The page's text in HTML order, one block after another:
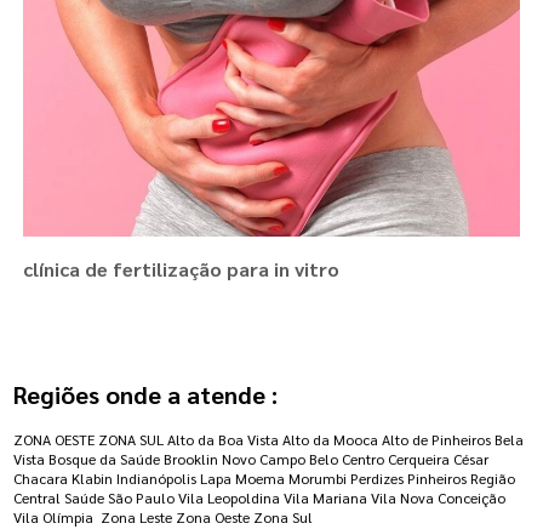
clínica de fertilização para in vitro
Regiões onde a atende :
ZONA OESTE ZONA SUL Alto da Boa Vista Alto da Mooca Alto de Pinheiros Bela
Vista Bosque da Saúde Brooklin Novo Campo Belo Centro Cerqueira César
Chacara Klabin Indianópolis Lapa Moema Morumbi Perdizes Pinheiros Região
Central Saúde São Paulo Vila Leopoldina Vila Mariana Vila Nova Conceição
Vila Olímpia Zona Leste Zona Oeste Zona Sul